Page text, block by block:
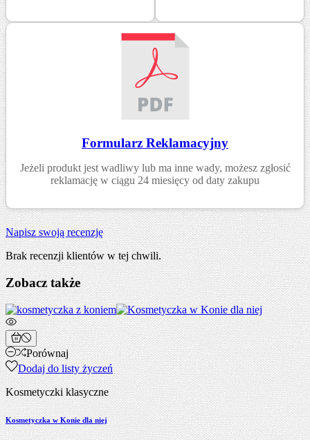
Formularz Reklamacyjny
Jeżeli produkt jest wadliwy lub ma inne wady, możesz zgłosić
reklamację w ciągu 24 miesięcy od daty zakupu
Napisz swoją recenzję
Brak recenzji klientów w tej chwili.
Zobacz także
Porównaj
Dodaj do listy życzeń
Kosmetyczki klasyczne
Kosmetyczka w Konie dla niej